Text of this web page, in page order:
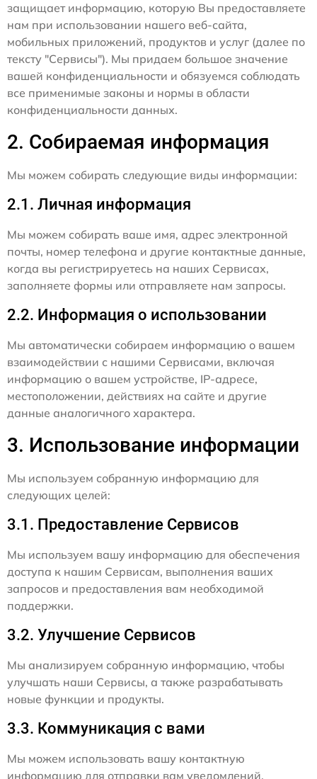
защищает информацию, которую Вы предоставляете
нам при использовании нашего веб-сайта,
мобильных приложений, продуктов и услуг (далее по
тексту "Сервисы"). Мы придаем большое значение
вашей конфиденциальности и обязуемся соблюдать
все применимые законы и нормы в области
конфиденциальности данных.
2. Собираемая информация
Мы можем собирать следующие виды информации:
2.1. Личная информация
Мы можем собирать ваше имя, адрес электронной
почты, номер телефона и другие контактные данные,
когда вы регистрируетесь на наших Сервисах,
заполняете формы или отправляете нам запросы.
2.2. Информация о использовании
Мы автоматически собираем информацию о вашем
взаимодействии с нашими Сервисами, включая
информацию о вашем устройстве, IP-адресе,
местоположении, действиях на сайте и другие
данные аналогичного характера.
3. Использование информации
Мы используем собранную информацию для
следующих целей:
3.1. Предоставление Сервисов
Мы используем вашу информацию для обеспечения
доступа к нашим Сервисам, выполнения ваших
запросов и предоставления вам необходимой
поддержки.
3.2. Улучшение Сервисов
Мы анализируем собранную информацию, чтобы
улучшать наши Сервисы, а также разрабатывать
новые функции и продукты.
3.3. Коммуникация с вами
Мы можем использовать вашу контактную
информацию для отправки вам уведомлений,